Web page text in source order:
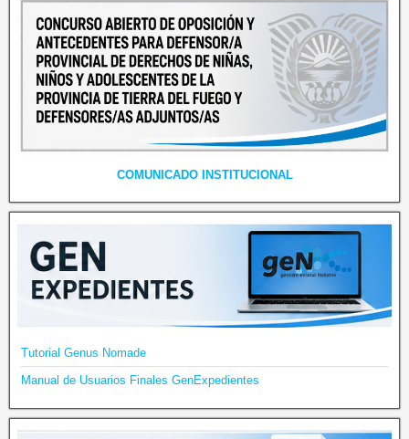
COMUNICADO INSTITUCIONAL
Tutorial Genus Nomade
Manual de Usuarios Finales GenExpedientes